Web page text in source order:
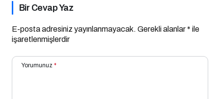
Bir Cevap Yaz
E-posta adresiniz yayınlanmayacak. Gerekli alanlar* ile
işaretlenmişlerdir
Yorumunuz *